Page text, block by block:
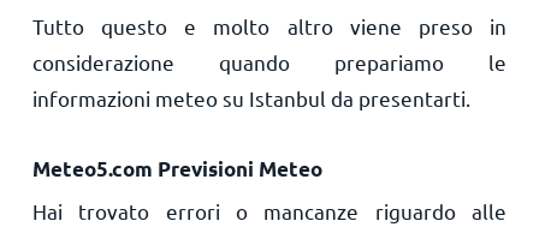
Tutto questo e molto altro viene preso in
considerazione quando prepariamo le
informazioni meteo su Istanbul da presentarti.
Meteo5.com Previsioni Meteo
Hai trovato errori o mancanze riguardo alle